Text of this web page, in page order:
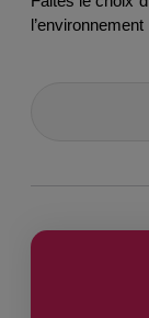
l’environnement